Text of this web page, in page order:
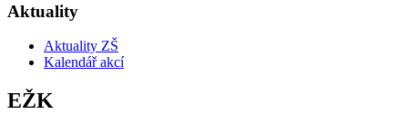
Aktuality
Aktuality ZŠ
Kalendář akcí
EŽK